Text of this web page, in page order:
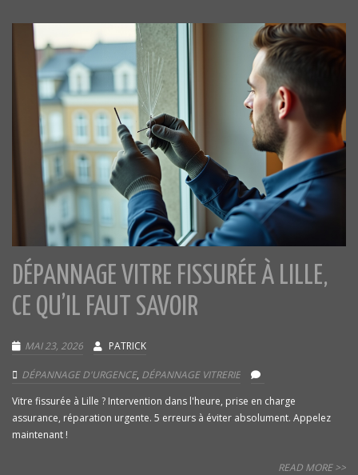
DÉPANNAGE VITRE FISSURÉE À LILLE,
CE QU’IL FAUT SAVOIR
MAI 23, 2026 PATRICK
DÉPANNAGE D'URGENCE, DÉPANNAGE VITRERIE
Vitre fissurée à Lille ? Intervention dans l'heure, prise en charge
assurance, réparation urgente. 5 erreurs à éviter absolument. Appelez
maintenant !
READ MORE >>